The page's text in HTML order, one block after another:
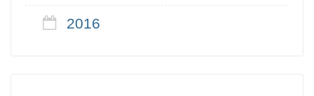
2016